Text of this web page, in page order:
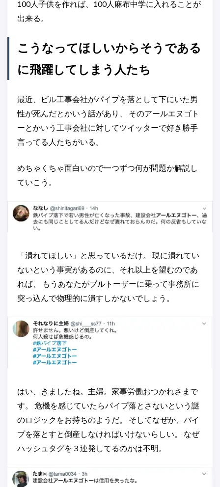
100人子供を作れば、100人麻布中学に入れることが
出来る。
こうなってほしいからそうである
に飛躍してしまう人たち
最近、ビル工事会社がパイプを落として下にいた男
性が死んだとかいう話があり、 そのアールエヌゴト
ーとかいう工事会社に対してツイッターで好き勝手
言ってる人たちがいる。
めちゃくちゃ面白いので一つずつ何が問題か解説し
ていこう。
「潰れてほしい」と思っているだけ。 現に潰れてい
ないという事実があるのに、それ以上を望むのであ
れば、 もうあなたがブルトーザーに乗って事務所に
突っ込んで物理的に潰すしかないでしょう。
はい、きましたね。主婦。家事労働おつかれさまで
す。 危機を感じていたらパイプ落とさないという謎
のロジックをお持ちのようだ。 そしてなぜか、パイ
プを落とすと倒産しなければいけないらしい。 なぜ
ハッシュタグを３連発してるのかは不明。